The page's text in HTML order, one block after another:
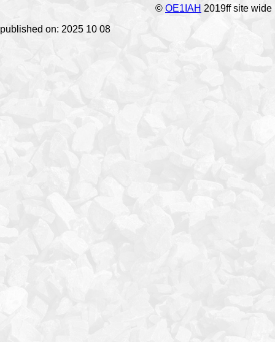
© OE1IAH 2019ff site
published on: 2025 10 08